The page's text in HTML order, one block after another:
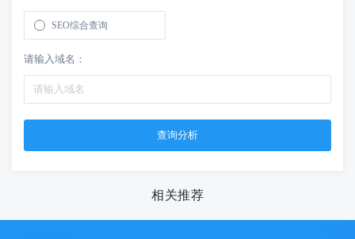
SEO综合查询
请输入域名：
相关推荐